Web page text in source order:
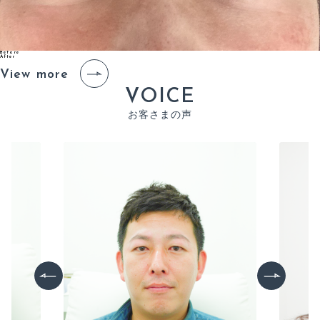
Before
After
View more
VO IC E
お客さ まの声